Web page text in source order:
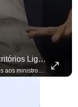
"Vamos Acabar Com A Farra Dos Escritórios Ligados Aos Ministros Do STF"
"Vamos acabar com a farra dos escritórios ligados aos ministros do STF". Essa foi a resposta de Renan Santos ao ser questionado sobre o Judiciário. Se você busca informação com credibilidade, inscreva-se agora e ative o